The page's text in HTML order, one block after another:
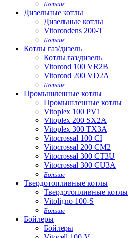
Больше
Дизельные котлы
Дизельные котлы
Vitorondens 200-T
Больше
Котлы газ/дизель
Котлы газ/дизель
Vitorond 100 VR2B
Vitorond 200 VD2A
Больше
Промышленные котлы
Промышленные котлы
Vitoplex 100 PV1
Vitoplex 200 SX2A
Vitoplex 300 TX3A
Vitocrossal 100 CI
Vitocrossal 200 CM2
Vitocrossal 300 CT3U
Vitocrossal 300 CU3A
Больше
Твердотопливные котлы
Твердотопливные котлы
Vitoligno 100-S
Больше
Бойлеры
Бойлеры